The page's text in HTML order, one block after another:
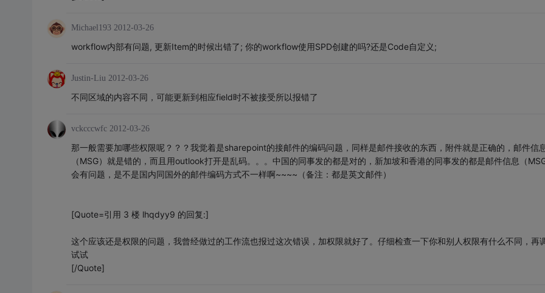
Michael193 2012-03-26
workflow内部有问题, 更新Item的时候出错了; 你的workflow使用SPD创建的吗?还是Code自定义;
Justin-Liu 2012-03-26
不同区域的内容不同，可能更新到相应field时不被接受所以报错了
vckcccwfc 2012-03-26
那一般需要加哪些权限呢？？？我觉着是sharepoint的接邮件的编码问题，同样是邮件接收的东西，附件就是正确的，邮件信
（MSG）就是错的，而且用outlook打开是乱码。。。中国的同事发的都是对的，新加坡和香港的同事发的都是邮件信息（
会有问题，是不是国内同国外的邮件编码方式不一样啊~~~~（备注：都是英文邮件）
[Quote=引用 3 楼 lhqdyy9 的回复:]
这个应该还是权限的问题，我曾经做过的工作流也报过这次错误，加权限就好了。仔细检查一下你和别人权限有什么不同，再
试试
[/Quote]